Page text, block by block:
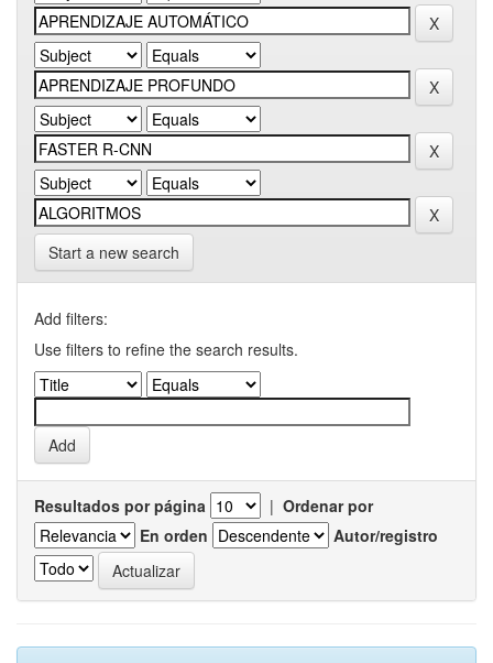
Start a new search
Add filters:
Use filters to refine the search results.
Resultados por página | Ordenar por
En orden
Autor/registro